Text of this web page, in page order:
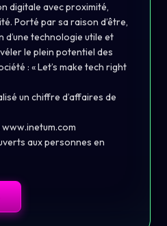
digitale avec proximité,
Porté par sa raison d’être,
d’une technologie utile et
le plein potentiel des
: « Let’s make tech right
un chiffre d’affaires de
www.inetum.com
aux personnes en